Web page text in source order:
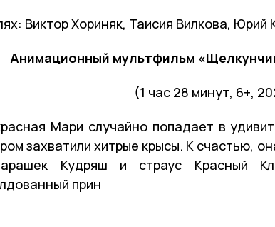
Виктор Хориняк, Таисия Вилкова,
Анимационный мультфильм
(1 час 28 минут, 6+,
Мари случайно попадает в
захватили хитрые крысы. К счастью,
Кудряш и страус Красный
прин